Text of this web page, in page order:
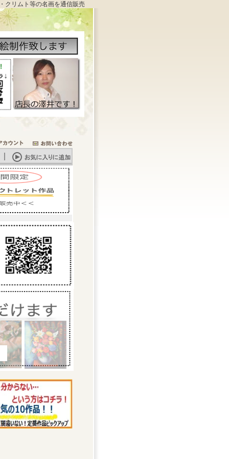
クリムト等の名画を通信販売